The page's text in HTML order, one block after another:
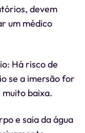
devem
um médico
Há risco de
se a imersão for
baixa.
e saia da água